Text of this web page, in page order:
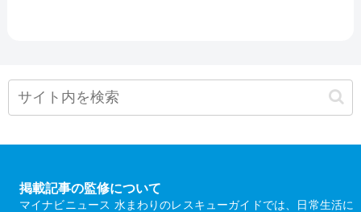
掲載記事の監修について
マイナビニュース 水まわりのレスキューガイドでは、日常生活に